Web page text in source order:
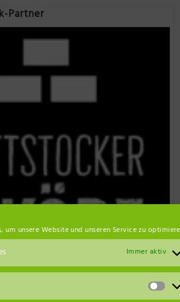
um unsere Website und unseren Service zu
Immer aktiv
Partner